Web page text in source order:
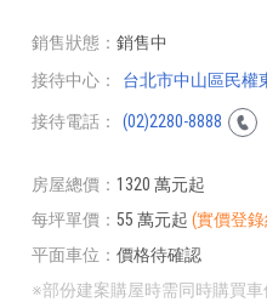
銷售狀態
銷售中
接待中心
台北市中山區民權
接待電話 (02)2280-8888
房屋總價
1320 萬元起
每坪單價
55 萬元起(實價登
平面車位
價格待確認
※部份建案購屋時需同時購買